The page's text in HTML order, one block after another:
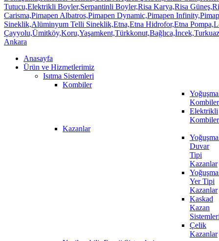
Anasayfa
Ürün ve Hizmetlerimiz
Isıtma Sistemleri
Kombiler
Kombiler
Elektrikli
Kombiler
Kazanlar
Duvar
Tipi
Kazanlar
Yer Tipi
Kazanlar
Kaskad
Kazan
Çelik
Kazanlar